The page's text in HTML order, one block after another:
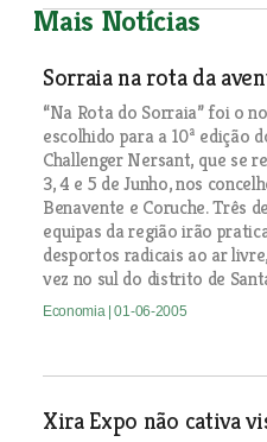
Mais Notícias
Sorraia na rota da
“Na Rota do Sorraia” foi o
escolhido para a 10ª edição
Challenger Nersant, que se
3, 4 e 5 de Junho, nos
Benavente e Coruche. Três
equipas da região irão
desportos radicais ao ar
vez no sul do distrito de
Economia | 01-06-2005
Xira Expo não cativa